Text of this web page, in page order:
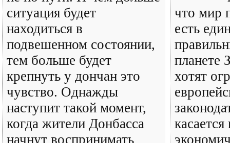
ситуация будет
находиться в
подвешенном состоянии,
тем больше будет
крепнуть у дончан это
чувство. Однажды
наступит такой момент,
когда жители Донбасса
начнут воспринимать
что мир
есть
хотят